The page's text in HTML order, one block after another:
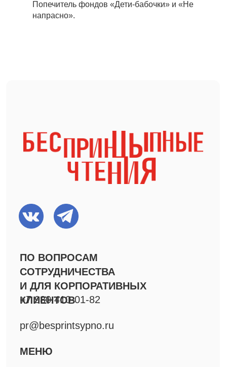
Попечитель фондов «Дети-бабочки» и «Не
напрасно».
Фото
ПРОЕКТЫ
Новой прозы
Спектакли
Специальные проекты
Афиша
Резиденты
ПО ВОПРОСАМ
СОТРУДНИЧЕСТВА